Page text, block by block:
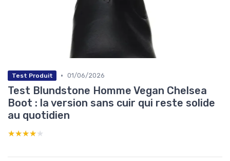
Test Produit • 01/06/2026
Test Blundstone Homme Vegan Chelsea
Boot : la version sans cuir qui reste solide
au quotidien
★★★★★
★★★★★